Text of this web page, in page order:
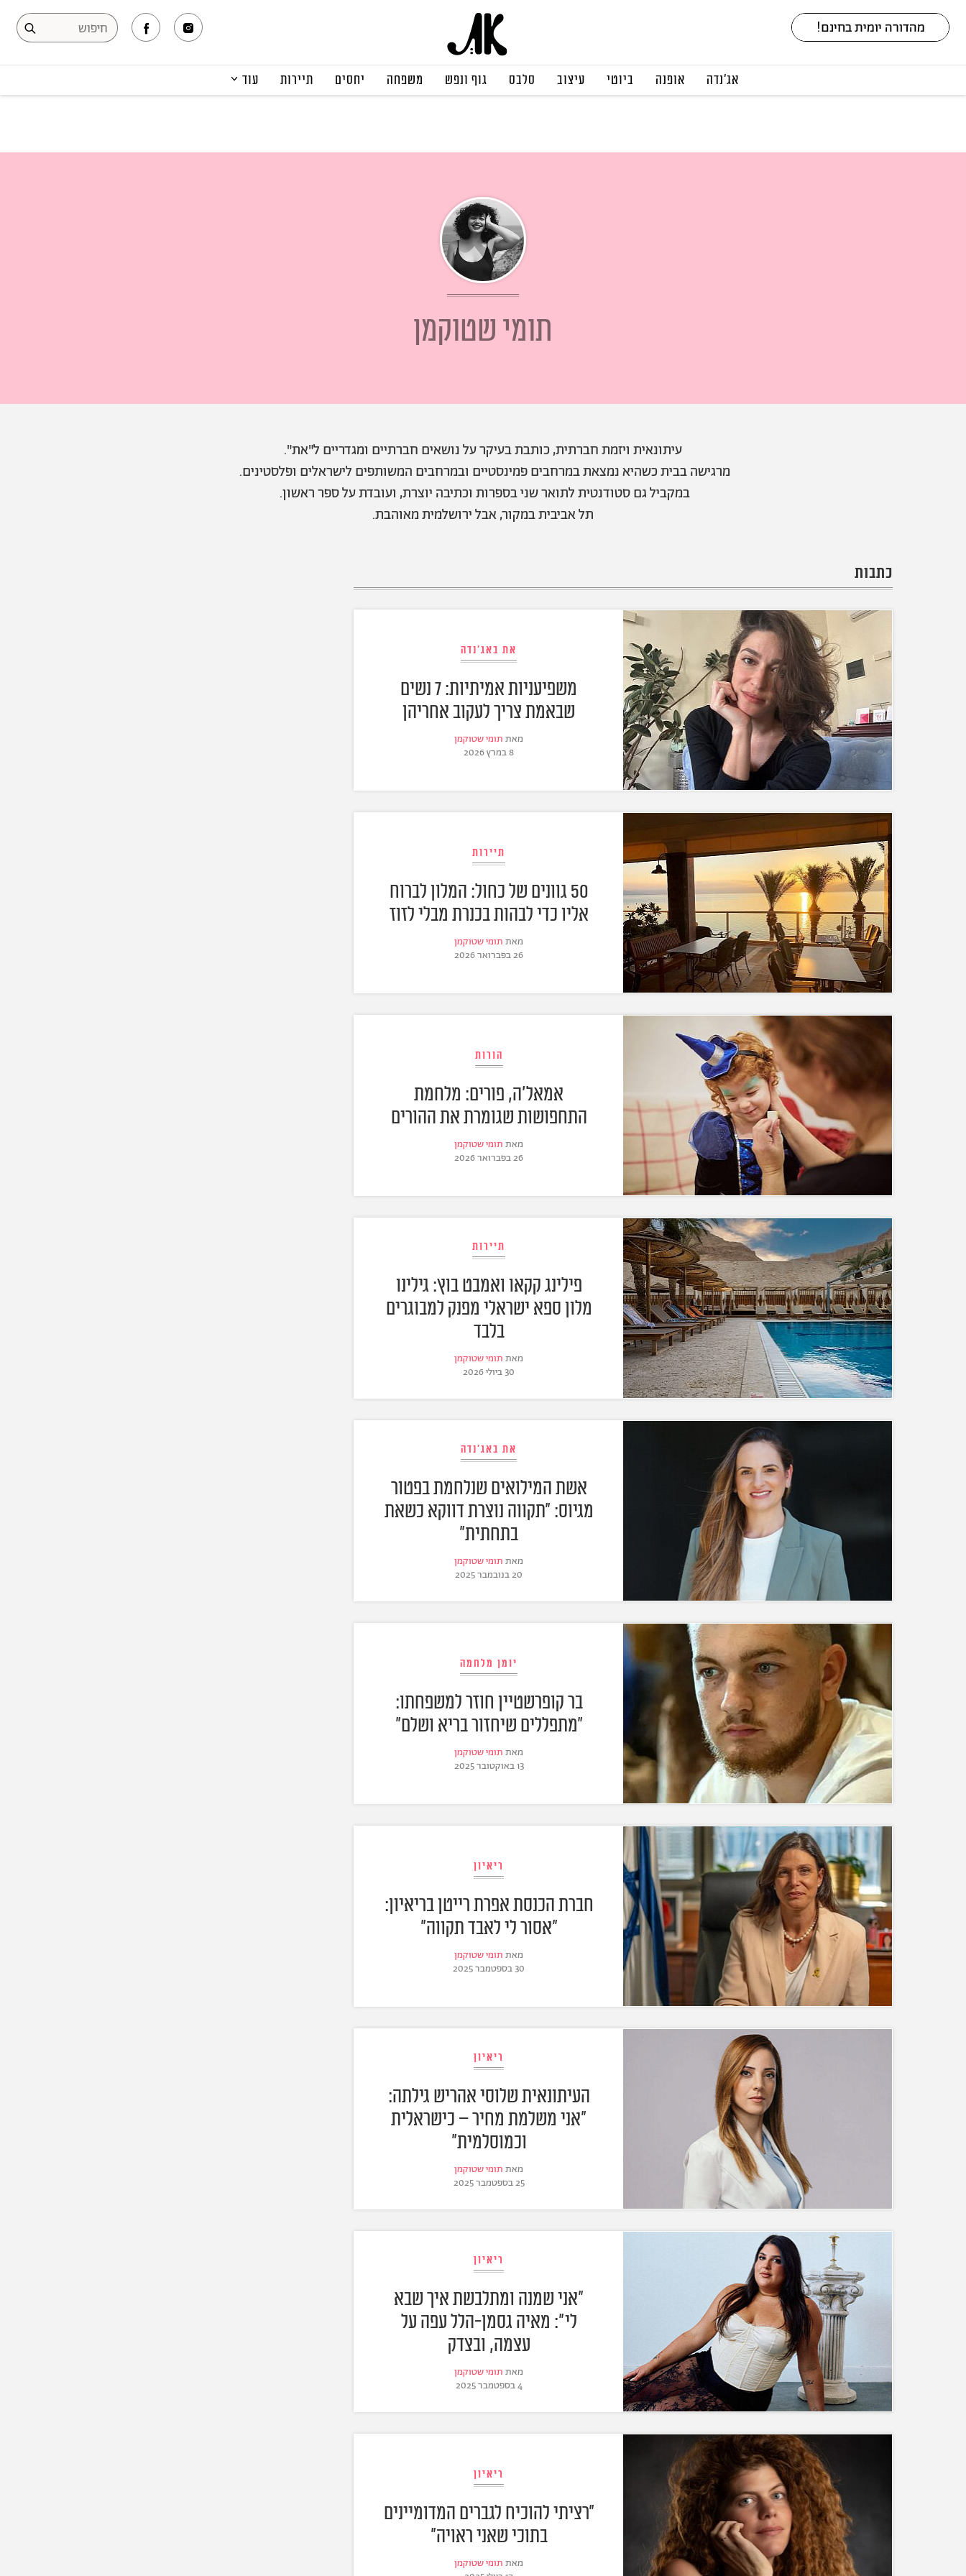
אג׳נדה אופנה ביוטי עיצוב סלבס גוף ונפש משפחה יחסים תיירות עוד
תומי שטוקמן
עיתונאית ויזמת חברתית, כותבת בעיקר על נושאים חברתיים ומגדריים ל"את".
מרגישה בבית כשהיא נמצאת במרחבים פמינסטיים ובמרחבים המשותפים לישראלים ופלסטינים.
במקביל גם סטודנטית לתואר שני בספרות וכתיבה יוצרת, ועובדת על ספר ראשון.
תל אביבית במקור, אבל ירושלמית מאוהבת.
כתבות
את באג'נדה
משפיעניות אמיתיות: 7 נשים
שבאמת צריך לעקוב אחריהן
מאת תומי שטוקמן
8 במרץ 2026
תיירות
50 גוונים של כחול: המלון לברוח
אליו כדי לבהות בכנרת מבלי לזוז
מאת תומי שטוקמן
26 בפברואר 2026
הורות
אמאל'ה, פורים: מלחמת
התחפושות שגומרת את ההורים
מאת תומי שטוקמן
26 בפברואר 2026
תיירות
פילינג קקאו ואמבט בוץ: גילינו
מלון ספא ישראלי מפנק למבוגרים
בלבד
מאת תומי שטוקמן
30 ביולי 2026
את באג'נדה
אשת המילואים שנלחמת בפטור
מגיוס: "תקווה נוצרת דווקא כשאת
בתחתית"
מאת תומי שטוקמן
20 בנובמבר 2025
יומן מלחמה
בר קופרשטיין חוזר למשפחתו:
"מתפללים שיחזור בריא ושלם"
מאת תומי שטוקמן
13 באוקטובר 2025
ריאיון
חברת הכנסת אפרת רייטן בריאיון:
"אסור לי לאבד תקווה"
מאת תומי שטוקמן
30 בספטמבר 2025
ריאיון
העיתונאית שלוסי אהריש גילתה:
"אני משלמת מחיר – כישראלית
וכמוסלמית"
מאת תומי שטוקמן
25 בספטמבר 2025
ריאיון
"אני שמנה ומתלבשת איך שבא
לי": מאיה גסמן-הלל עפה על
עצמה, ובצדק
מאת תומי שטוקמן
4 בספטמבר 2025
ריאיון
"רציתי להוכיח לגברים המדומיינים
בתוכי שאני ראויה"
מאת תומי שטוקמן